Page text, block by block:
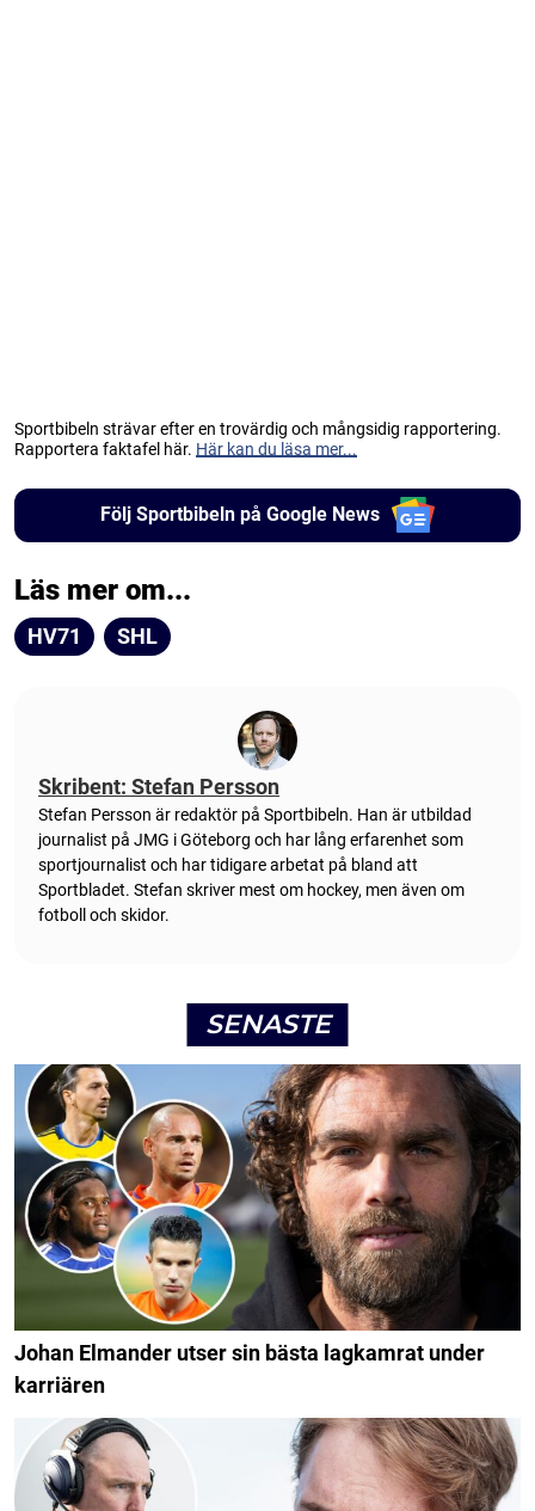
Sportbibeln strävar efter en trovärdig och mångsidig rapportering.
Rapportera faktafel här. Här kan du läsa mer...
Följ Sportbibeln på Google News
Läs mer om...
HV71 SHL
Skribent: Stefan Persson
Stefan Persson är redaktör på Sportbibeln. Han är utbildad
journalist på JMG i Göteborg och har lång erfarenhet som
sportjournalist och har tidigare arbetat på bland att
Sportbladet. Stefan skriver mest om hockey, men även om
fotboll och skidor.
SENASTE
Johan Elmander utser sin bästa lagkamrat under
karriären